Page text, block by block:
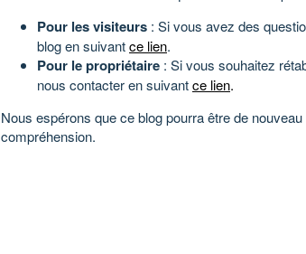
Pour les visiteurs : Si vous avez des
blog en suivantce lien.
Pour le propriétaire : Si vous souhaitez
nous contacter en suivantce lien.
Nous espérons que ce blog pourra être de
compréhension.